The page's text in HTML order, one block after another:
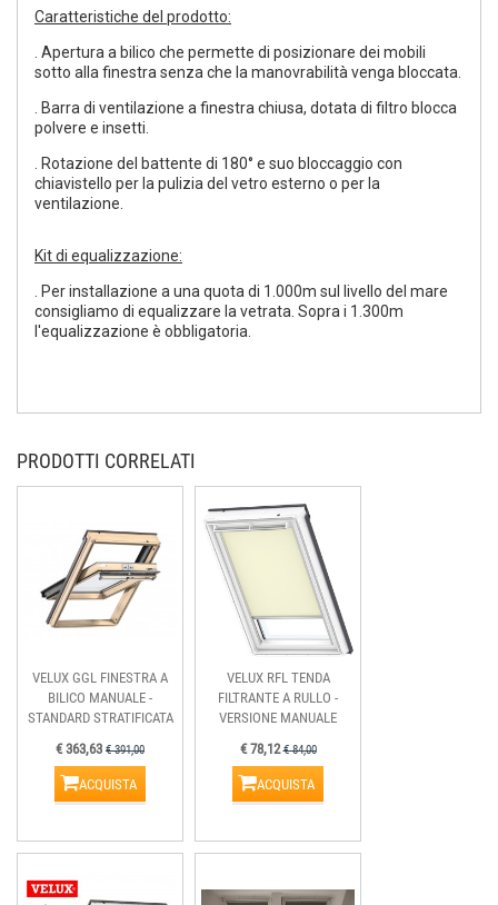
Caratteristiche del prodotto:
. Apertura a bilico che permette di posizionare dei mobili
sotto alla finestra senza che la manovrabilità venga bloccata.
. Barra di ventilazione a finestra chiusa, dotata di filtro blocca
polvere e insetti.
. Rotazione del battente di 180° e suo bloccaggio con
chiavistello per la pulizia del vetro esterno o per la
ventilazione.
Kit di equalizzazione:
. Per installazione a una quota di 1.000m sul livello del mare
consigliamo di equalizzare la vetrata. Sopra i 1.300m
l'equalizzazione è obbligatoria.
PRODOTTI CORRELATI
VELUX GGL FINESTRA A
BILICO MANUALE -
STANDARD STRATIFICATA
€ 363,63 € 391,00
ACQUISTA
VELUX RFL TENDA
FILTRANTE A RULLO -
VERSIONE MANUALE
€ 78,12€ 84,00
ACQUISTA